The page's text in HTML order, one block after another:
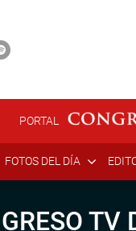
PORTAL
FOTOS DEL DÍA
TV